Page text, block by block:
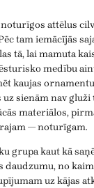
attēlus
tam iemācījās
tā, lai mamuta
medību
kaujas
sienām nav gluži
materiālos,
— noturīgam.
grupa kaut kā
daudzumu, no
uz kājas